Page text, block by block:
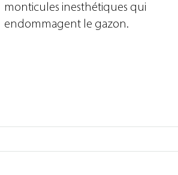
monticules inesthétiques qui
endommagent le gazon.